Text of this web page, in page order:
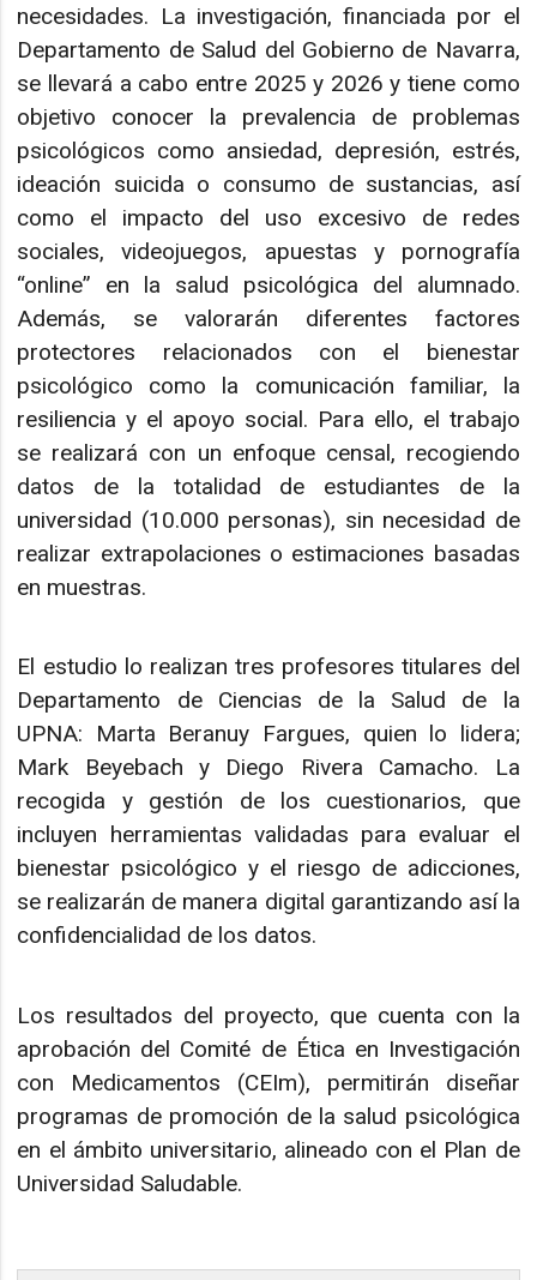
necesidades. La investigación, financiada por el
Departamento de Salud del Gobierno de Navarra,
se llevará a cabo entre 2025 y 2026 y tiene como
objetivo conocer la prevalencia de problemas
psicológicos como ansiedad, depresión, estrés,
ideación suicida o consumo de sustancias, así
como el impacto del uso excesivo de redes
sociales, videojuegos, apuestas y pornografía
“online” en la salud psicológica del alumnado.
Además, se valorarán diferentes factores
protectores relacionados con el bienestar
psicológico como la comunicación familiar, la
resiliencia y el apoyo social. Para ello, el trabajo
se realizará con un enfoque censal, recogiendo
datos de la totalidad de estudiantes de la
universidad (10.000 personas), sin necesidad de
realizar extrapolaciones o estimaciones basadas
en muestras.
El estudio lo realizan tres profesores titulares del
Departamento de Ciencias de la Salud de la
UPNA: Marta Beranuy Fargues, quien lo lidera;
Mark Beyebach y Diego Rivera Camacho. La
recogida y gestión de los cuestionarios, que
incluyen herramientas validadas para evaluar el
bienestar psicológico y el riesgo de adicciones,
se realizarán de manera digital garantizando así la
confidencialidad de los datos.
Los resultados del proyecto, que cuenta con la
aprobación del Comité de Ética en Investigación
con Medicamentos (CEIm), permitirán diseñar
programas de promoción de la salud psicológica
en el ámbito universitario, alineado con el Plan de
Universidad Saludable.